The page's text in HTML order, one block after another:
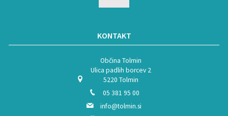
KONTAKT
Občina Tolmin
Ulica padlih borcev 2
5220 Tolmin
05 381 95 00
info@tolmin.si